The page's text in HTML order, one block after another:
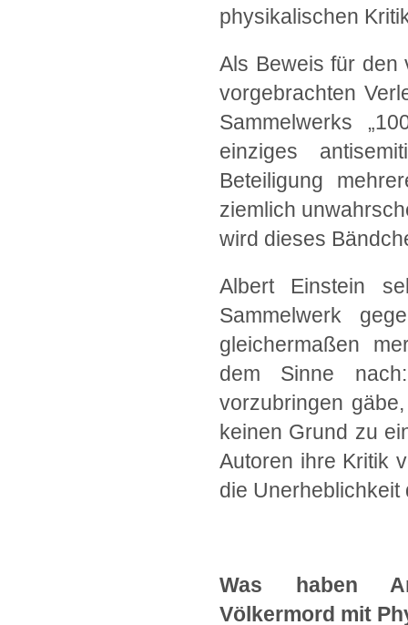
physikalischen
Als Beweis für den
vorgebrachten
Sammelwerks
einziges
Beteiligung
ziemlich
wird dieses
Albert Einstein
Sammelwerk
gleichermaßen
dem Sinne
vorzubringen
keinen Grund zu
Autoren ihre Kritik
die Unerheblichkeit
Was haben
Völkermord mit